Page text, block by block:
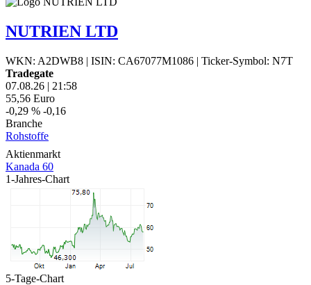
NUTRIEN LTD
WKN: A2DWB8 | ISIN: CA67077M1086 | Ticker-Symbol: N7T
Tradegate
07.08.26 | 21:58
55,56 Euro
-0,29 % -0,16
Branche
Rohstoffe
Aktienmarkt
Kanada 60
1-Jahres-Chart
5-Tage-Chart